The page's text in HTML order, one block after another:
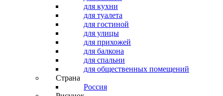
для кухни
для туалета
для гостиной
для улицы
для прихожей
для балкона
для спальни
для общественных помещений
Страна
Россия